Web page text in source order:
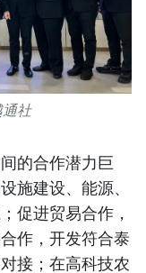
社
的合作潜力巨
施建设、能源、
促进贸易合作，
作，开发符合泰
接；在高科技农